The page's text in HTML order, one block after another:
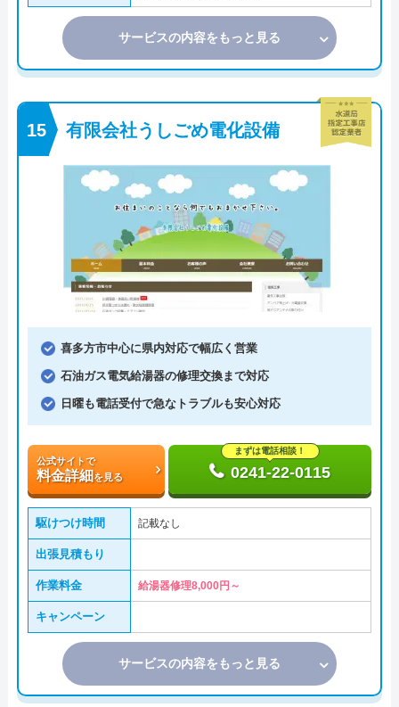
サービスの内容をもっと見る
有限会社うしごめ電化設備
喜多方市中心に県内対応で幅広く営業
石油ガス電気給湯器の修理交換まで対応
日曜も電話受付で急なトラブルも安心対応
公式サイトで
料金詳細を見る
まずは電話相談！
0241-22-0115
駆けつけ時間 記載なし
出張見積もり
作業料金 給湯器修理8,000円～
キャンペーン
サービスの内容をもっと見る